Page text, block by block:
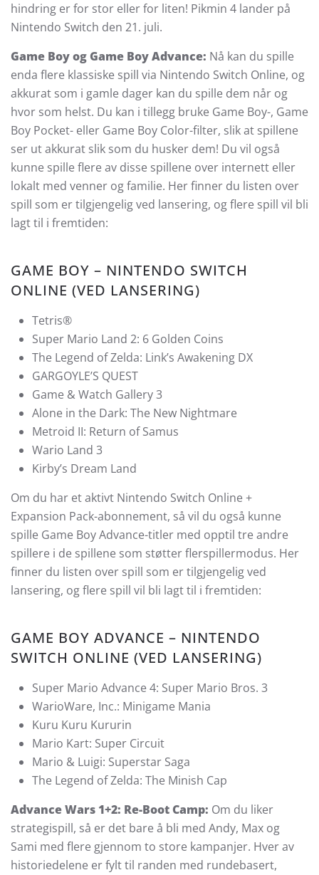
hindring er for stor eller for liten! Pikmin 4 lander på
Nintendo Switch den 21. juli.
Game Boy og Game Boy Advance: Nå kan du spille
enda flere klassiske spill via Nintendo Switch Online, og
akkurat som i gamle dager kan du spille dem når og
hvor som helst. Du kan i tillegg bruke Game Boy-, Game
Boy Pocket- eller Game Boy Color-filter, slik at spillene
ser ut akkurat slik som du husker dem! Du vil også
kunne spille flere av disse spillene over internett eller
lokalt med venner og familie. Her finner du listen over
spill som er tilgjengelig ved lansering, og flere spill vil bli
lagt til i fremtiden:
GAME BOY – NINTENDO SWITCH
ONLINE (VED LANSERING)
Tetris®
Super Mario Land 2: 6 Golden Coins
The Legend of Zelda: Link’s Awakening DX
GARGOYLE’S QUEST
Game & Watch Gallery 3
Alone in the Dark: The New Nightmare
Metroid II: Return of Samus
Wario Land 3
Kirby’s Dream Land
Om du har et aktivt Nintendo Switch Online +
Expansion Pack-abonnement, så vil du også kunne
spille Game Boy Advance-titler med opptil tre andre
spillere i de spillene som støtter flerspillermodus. Her
finner du listen over spill som er tilgjengelig ved
lansering, og flere spill vil bli lagt til i fremtiden:
GAME BOY ADVANCE – NINTENDO
SWITCH ONLINE (VED LANSERING)
Super Mario Advance 4: Super Mario Bros. 3
WarioWare, Inc.: Minigame Mania
Kuru Kuru Kururin
Mario Kart: Super Circuit
Mario & Luigi: Superstar Saga
The Legend of Zelda: The Minish Cap
Advance Wars 1+2: Re-Boot Camp: Om du liker
strategispill, så er det bare å bli med Andy, Max og
Sami med flere gjennom to store kampanjer. Hver av
historiedelene er fylt til randen med rundebasert,